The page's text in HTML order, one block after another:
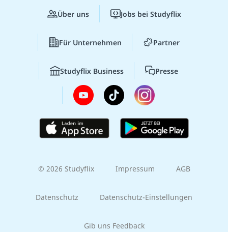
Über uns Jobs bei Studyflix
Für Unternehmen Partner
Studyflix Business Presse
© 2026 Studyflix Impressum AGB
Datenschutz Datenschutz-Einstellungen
Gib uns Feedback